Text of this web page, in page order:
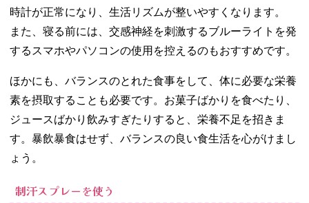
時計が正常になり、生活リズムが整いやすくなります。
また、寝る前には、交感神経を刺激するブルーライトを発
するスマホやパソコンの使用を控えるのもおすすめです。
ほかにも、バランスのとれた食事をして、体に必要な栄養
素を摂取することも必要です。お菓子ばかりを食べたり、
ジュースばかり飲みすぎたりすると、栄養不足を招きま
す。暴飲暴食はせず、バランスの良い食生活を心がけまし
ょう。
制汗スプレーを使う